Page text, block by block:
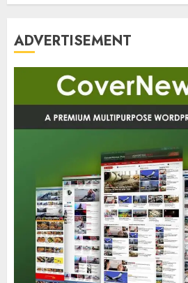
ADVERTISEMENT